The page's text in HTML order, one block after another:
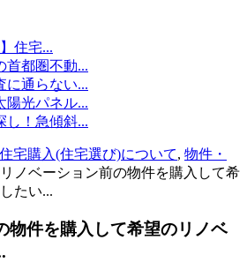
住宅...
首都圏不動...
に通らない...
陽光パネル...
し！急傾斜...
住宅購入(住宅選び)について, 物件・
リノベーション前の物件を購入して希
たい...
物件を購入して希望のリノベ